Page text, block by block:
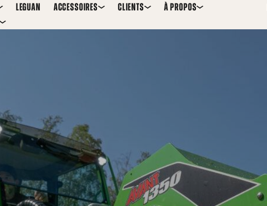
LEGUAN ACCESSOIRES CLIENTS
À PROPOS